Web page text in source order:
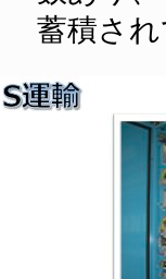
蓄積さ